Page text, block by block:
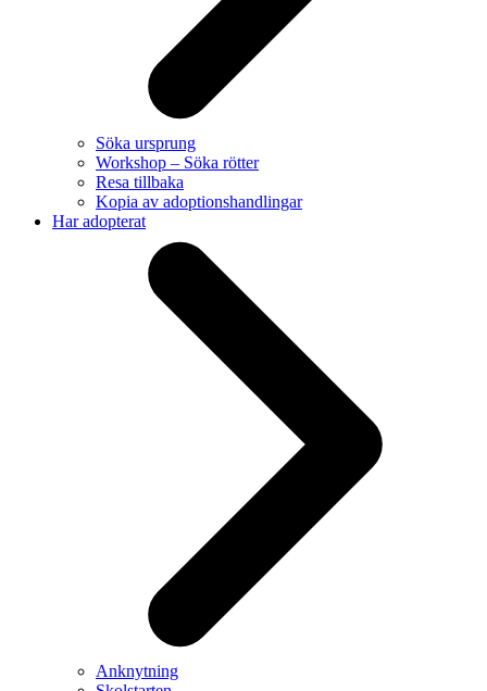
Söka ursprung
Workshop – Söka rötter
Resa tillbaka
Kopia av adoptionshandlingar
Har adopterat
Anknytning